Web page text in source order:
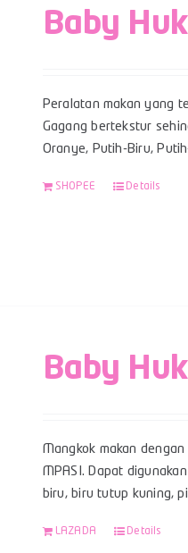
Baby
Peralatan makan yang
Gagang bertekstur
Oranye, Putih-Biru,
SHOPEE Details
Baby
Mangkok makan
MPASI. Dapat
biru, biru tutup kuning,
LAZADA Details